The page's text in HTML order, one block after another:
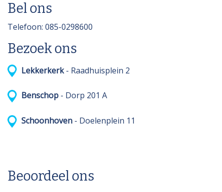
Bel ons
Telefoon: 085-0298600
Bezoek ons
Lekkerkerk- Raadhuisplein 2
Benschop - Dorp 201 A
Schoonhoven - Doelenplein 11
Beoordeel ons